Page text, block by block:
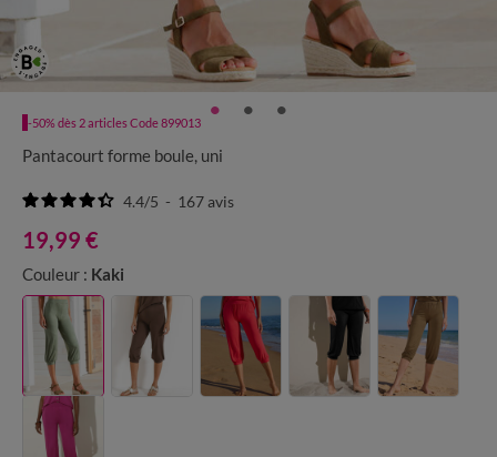
-50% dès 2 articles Code 899013
Pantacourt forme boule, uni
4.4/5 - 167avis
19,99 €
Couleur : Kaki